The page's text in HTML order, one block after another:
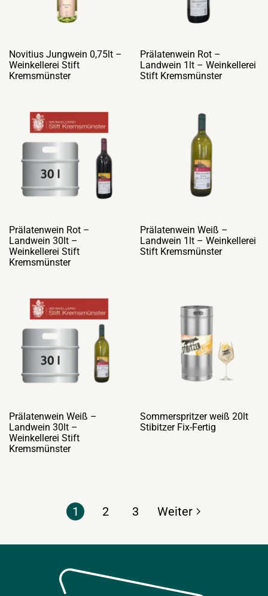
Novitius Jungwein 0,75lt –
Weinkellerei Stift
Kremsmünster
Prälatenwein Rot –
Landwein 1lt – Weinkellerei
Stift Kremsmünster
Prälatenwein Rot –
Landwein 30lt –
Weinkellerei Stift
Kremsmünster
Prälatenwein Weiß –
Landwein 1lt – Weinkellerei
Stift Kremsmünster
Prälatenwein Weiß –
Landwein 30lt –
Weinkellerei Stift
Kremsmünster
Sommerspritzer weiß 20lt
Stibitzer Fix-Fertig
1 2 3